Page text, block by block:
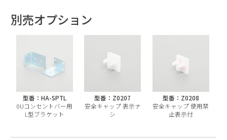
別売オプション
型番：HA-SPTL
0Uコンセントバー用
L型ブラケット
型番：Z0207
安全キャップ 表示ナ
シ
型番：Z0208
安全キャップ 使用禁
止表示付